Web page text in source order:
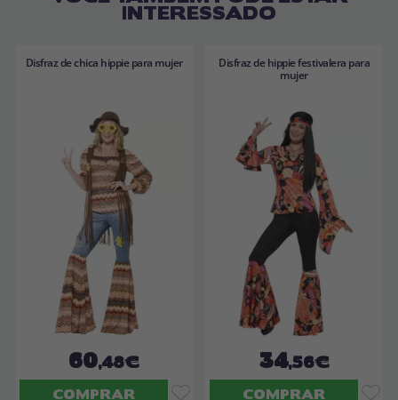
INTERESSADO
Disfraz de chica hippie para mujer
60,48€
COMPRAR
Disfraz de hippie festivalera para
mujer
34,56€
COMPRAR